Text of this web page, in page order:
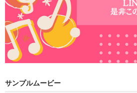
サンプルムービー